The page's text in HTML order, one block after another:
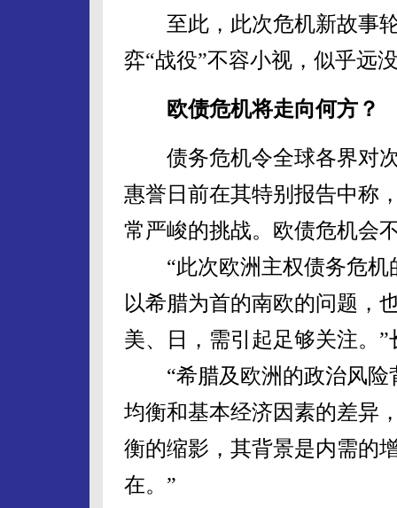
至此，此次危机新故事轮
弈“战役”不容小视，似乎远
欧债危机将走向何方？
债务危机令全球各界对次
惠誉日前在其特别报告中称
常严峻的挑战。欧债危机会
“此次欧洲主权债务危机
以希腊为首的南欧的问题，
美、日，需引起足够关注。
“希腊及欧洲的政治风险
均衡和基本经济因素的差异
衡的缩影，其背景是内需的
在。”